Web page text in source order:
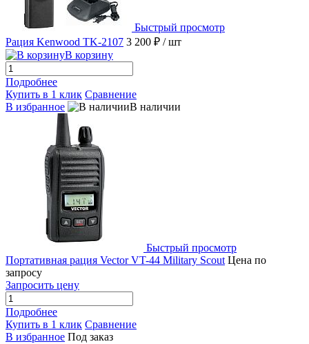
Быстрый просмотр
Рация Kenwood TK-2107 3 200 ₽ / шт
В корзину
Подробнее
Купить в 1 клик Сравнение
В избранное
В наличии
Быстрый просмотр
Портативная рация Vector VT-44 Military Scout Цена по
запросу
Запросить цену
Подробнее
Купить в 1 клик Сравнение
В избранное Под заказ